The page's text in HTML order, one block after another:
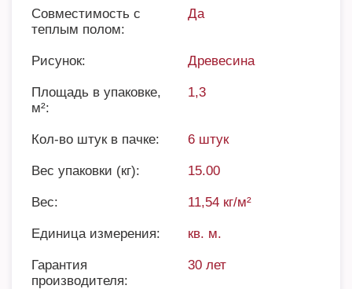
Совместимость с
теплым полом:
Да
Рисунок: Древесина
Площадь в упаковке,
м²:
1,3
Кол-во штук в пачке: 6 штук
Вес упаковки (кг): 15.00
Вес: 11,54 кг/м²
Единица измерения: кв. м.
Гарантия
производителя:
30 лет